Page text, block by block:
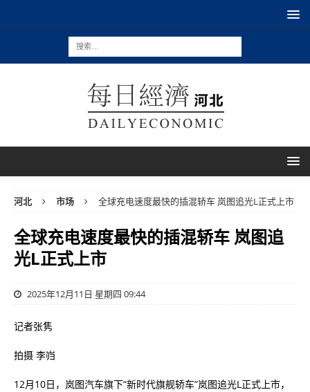
河北 市场 全球充电速度最快的插混轿车 岚图追光L正式上市
全球充电速度最快的插混轿车 岚图追
光L正式上市
2025年12月11日 星期四 09:44
记者张隽
拍摄 李岿
12月10日，岚图汽车旗下“新时代旗舰轿车”岚图追光L正式上市，